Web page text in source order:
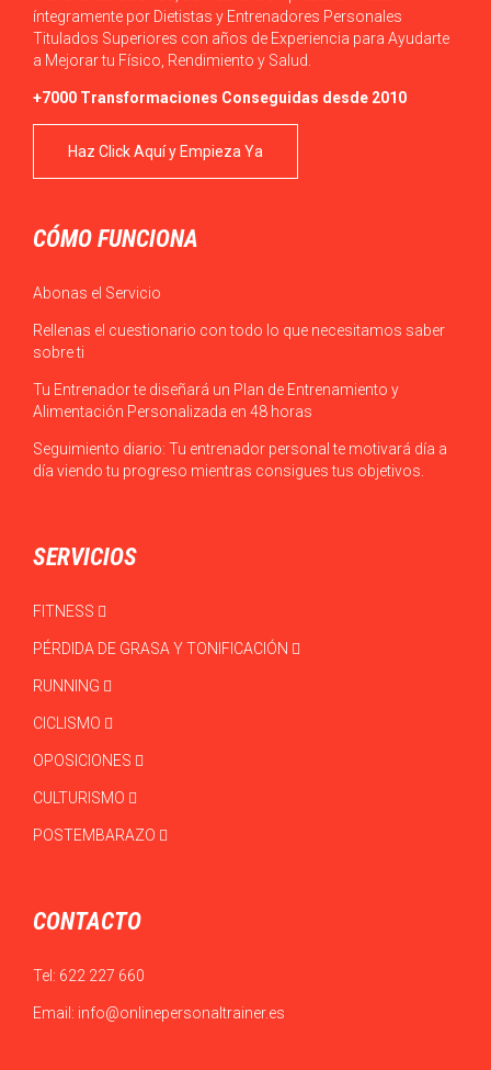
íntegramente por Dietistas y Entrenadores Personales
Titulados Superiores con años de Experiencia para Ayudarte
a Mejorar tu Físico, Rendimiento y Salud.
+7000 Transformaciones Conseguidas desde 2010
Haz Click Aquí y Empieza Ya
CÓMO FUNCIONA
Abonas el Servicio
Rellenas el cuestionario con todo lo que necesitamos saber
sobre ti
Tu Entrenador te diseñará un Plan de Entrenamiento y
Alimentación Personalizada en 48 horas
Seguimiento diario: Tu entrenador personal te motivará día a
día viendo tu progreso mientras consigues tus objetivos.
SERVICIOS
FITNESS
PÉRDIDA DE GRASA Y TONIFICACIÓN
RUNNING
CICLISMO
OPOSICIONES
CULTURISMO
POSTEMBARAZO
CONTACTO
Tel: 622 227 660
Email: info@onlinepersonaltrainer.es